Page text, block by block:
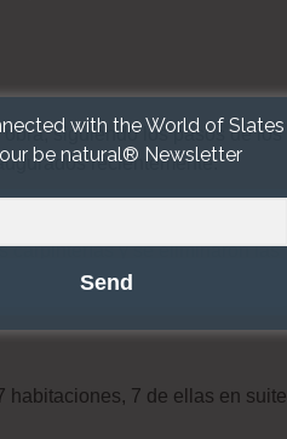
siguiendo los pasos de los
recientemente.
y rotundo, las cuales
carpinterías y se eliminaron las
habitaciones, 7 de ellas en
with the World of Slates
be natural® Newsletter